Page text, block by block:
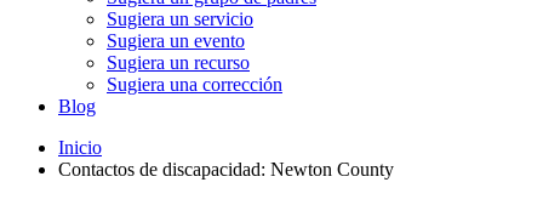
Sugiera un servicio
Sugiera un evento
Sugiera un recurso
Sugiera una corrección
Blog
Inicio
Contactos de discapacidad: Newton County